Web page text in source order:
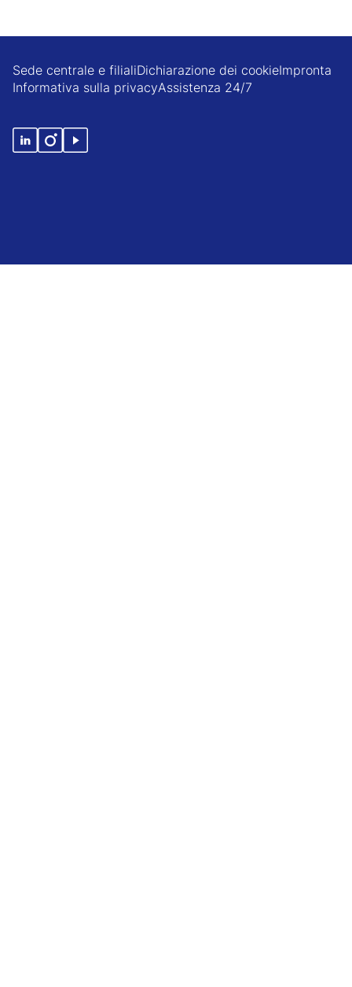
Sede centrale e filialiDichiarazione dei cookieImpronta
Informativa sulla privacyAssistenza 24/7